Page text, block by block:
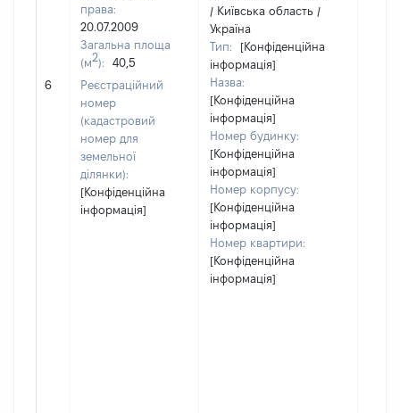
6
права:
20.07.2009
Загальна площа
(м2):
40,5
Реєстраційний
номер
(кадастровий
номер для
земельної
ділянки):
[Конфіденційна
інформація]
/ Київська область /
Україна
Тип:
[Конфіденційна
інформація]
Назва:
[Конфіденційна
інформація]
Номер будинку:
[Конфіденційна
інформація]
Номер корпусу:
[Конфіденційна
інформація]
Номер квартири:
[Конфіденційна
інформація]